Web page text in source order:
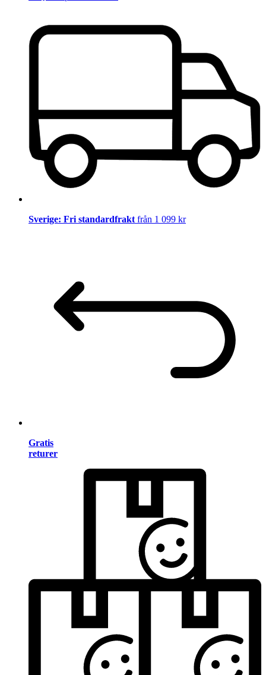
Sverige: Fri standardfraktfrån 1 099 kr
Gratis
returer